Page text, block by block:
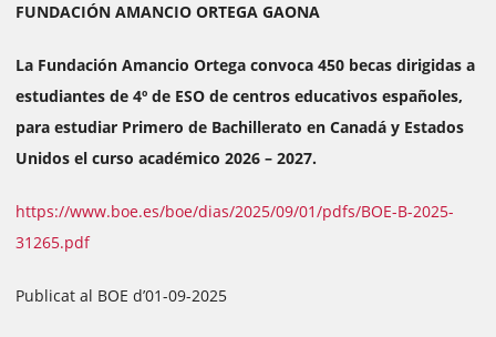
FUNDACIÓN AMANCIO ORTEGA GAONA
La Fundación Amancio Ortega convoca 450 becas dirigidas a
estudiantes de 4º de ESO de centros educativos españoles,
para estudiar Primero de Bachillerato en Canadá y Estados
Unidos el curso académico 2026 – 2027.
https://www.boe.es/boe/dias/2025/09/01/pdfs/BOE-B-2025-
31265.pdf
Publicat al BOE d’01-09-2025